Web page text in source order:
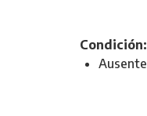
Condición:
Ausente